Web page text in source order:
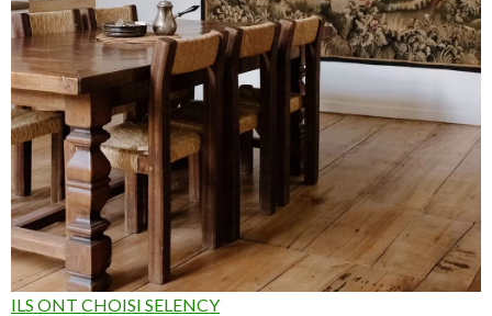
ILS ONT CHOISI SELENCY